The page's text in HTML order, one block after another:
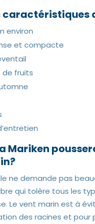
caractéristiques
environ
et compacte
de fruits
Mariken
ne demande pas
qui tolère tous les
Le vent marin est à
des racines et